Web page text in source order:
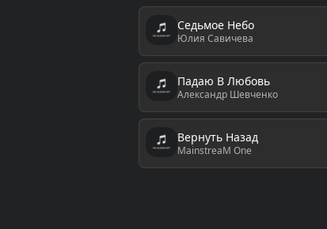
Седьмое Небо
Юлия Савичева
Падаю В Любовь
Александр Шевченко
Вернуть Назад
MainstreaM One